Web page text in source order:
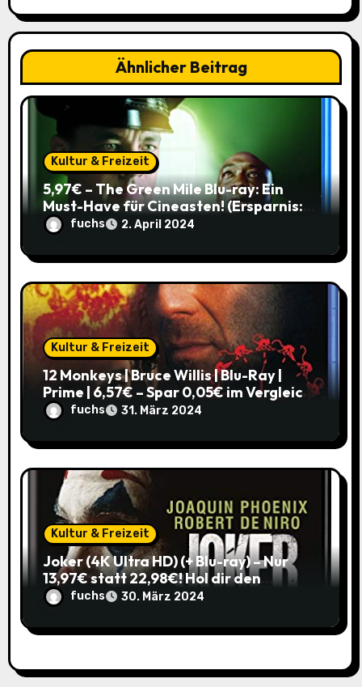
g
t
n
Ähnlicher Beitrag
Kultur & Freizeit
5,97€ – The Green Mile Blu-ray: Ein
Must-Have für Cineasten! (Ersparnis:
37%)fuchs 2. April 2024
Kultur & Freizeit
12 Monkeys | Bruce Willis | Blu-Ray |
Prime | 6,57€ – Spar 0,05€ im Vergleich
zum alten Preis!
fuchs 31. März 2024
Kultur & Freizeit
Joker (4K Ultra HD) (+ Blu-ray) – Nur
13,97€ statt 22,98€! Hol dir den
ikonischen Film zum
Schnäppchenpreis!
fuchs 30. März 2024